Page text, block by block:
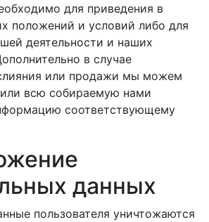
для приведения в
положений и условий либо для
деятельности и наших
в случае
или продажи мы можем
всю собираемую нами
соответствующему
данных
пользователя уничтожаются